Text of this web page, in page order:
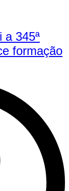
a 345ª
formação